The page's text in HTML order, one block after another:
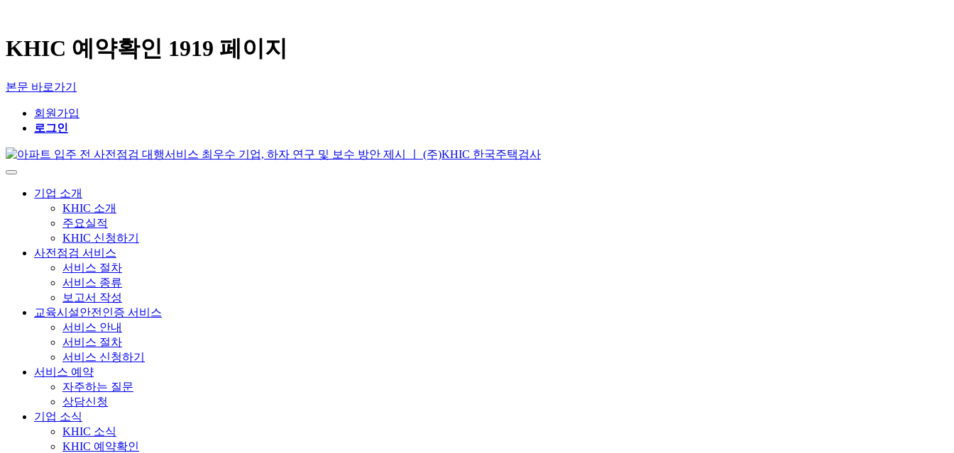
KHIC 예약확인 1919 페이지
본문 바로가기
회원가입
로그인
기업 소개
KHIC 소개
주요실적
KHIC 신청하기
사전점검 서비스
서비스 절차
서비스 종류
보고서 작성
교육시설안전인증 서비스
서비스 안내
서비스 절차
서비스 신청하기
서비스 예약
자주하는 질문
상담신청
기업 소식
KHIC 소식
KHIC 예약확인